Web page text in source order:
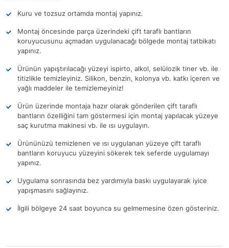
Kuru ve tozsuz ortamda montaj yapınız.
Montaj öncesinde parça üzerindeki çift taraflı bantların
koruyucusunu açmadan uygulanacağı bölgede montaj tatbikatı
yapınız.
Ürünün yapıştırılacağı yüzeyi ispirto, alkol, selülozik tiner vb. ile
titizlikle temizleyiniz. Silikon, benzin, kolonya vb. katkı içeren ve
yağlı maddeler ile temizlemeyiniz!
Ürün üzerinde montaja hazır olarak gönderilen çift taraflı
bantların özelliğini tam göstermesi için montaj yapılacak yüzeye
saç kurutma makinesi vb. ile ısı uygulayın.
Ürününüzü temizlenen ve ısı uygulanan yüzeye çift taraflı
bantların koruyucu yüzeyini sökerek tek seferde uygulamayı
yapınız.
Uygulama sonrasında bez yardımıyla baskı uygulayarak iyice
yapışmasını sağlayınız.
İlgili bölgeye 24 saat boyunca su gelmemesine özen gösteriniz.